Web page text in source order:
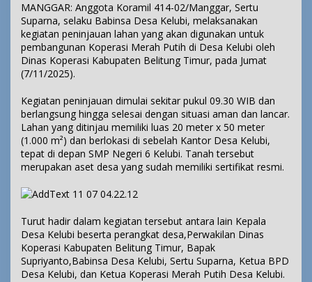
MANGGAR: Anggota Koramil 414-02/Manggar, Sertu
Suparna, selaku Babinsa Desa Kelubi, melaksanakan
kegiatan peninjauan lahan yang akan digunakan untuk
pembangunan Koperasi Merah Putih di Desa Kelubi oleh
Dinas Koperasi Kabupaten Belitung Timur, pada Jumat
(7/11/2025).
Kegiatan peninjauan dimulai sekitar pukul 09.30 WIB dan
berlangsung hingga selesai dengan situasi aman dan lancar.
Lahan yang ditinjau memiliki luas 20 meter x 50 meter
(1.000 m²) dan berlokasi di sebelah Kantor Desa Kelubi,
tepat di depan SMP Negeri 6 Kelubi. Tanah tersebut
merupakan aset desa yang sudah memiliki sertifikat resmi.
Turut hadir dalam kegiatan tersebut antara lain Kepala
Desa Kelubi beserta perangkat desa,Perwakilan Dinas
Koperasi Kabupaten Belitung Timur, Bapak
Supriyanto,Babinsa Desa Kelubi, Sertu Suparna, Ketua BPD
Desa Kelubi, dan Ketua Koperasi Merah Putih Desa Kelubi.